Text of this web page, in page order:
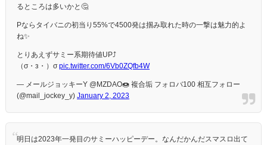
るところは多いかと🤔
Pならタイバニの初当り55%で4500発は掴み取れた時の一撃は魅力的よ
ね✨
とりあえずサミー系期待値UP⤴︎
（σ・з・）σpic.twitter.com/6Vb0ZQfb4W
— メールジョッキーY @MZDAO🍩 複合垢 フォロバ100 相互フォロー
(@mail_jockey_y) January 2, 2023
明日は2023年一発目のサミーハッピーデー。なんだかんだスマスロ出て